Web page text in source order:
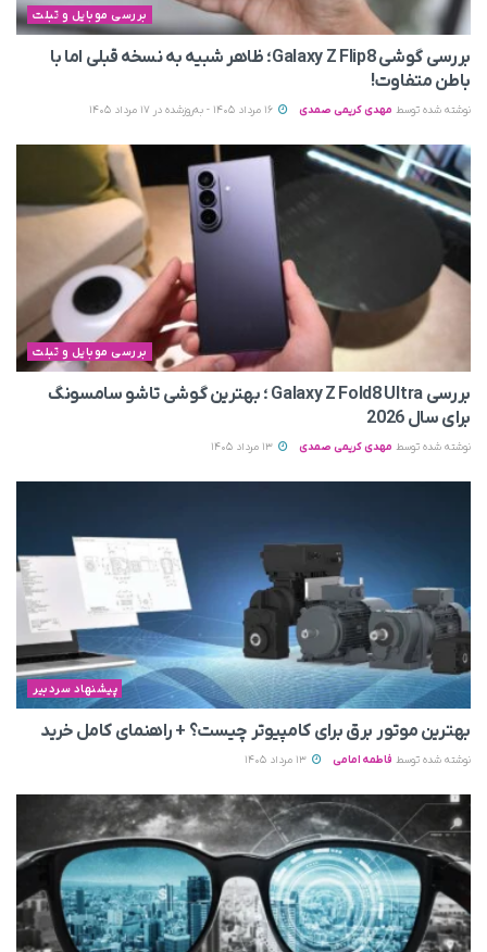
بررسی موبایل و تبلت
بررسی گوشی Galaxy Z Flip8؛ ظاهر شبیه به نسخه قبلی اما با
باطن متفاوت!
نوشته شده توسط مهدی کریمی صمدی
بررسی موبایل و تبلت
بررسی Galaxy Z Fold8 Ultra ؛ بهترین گوشی تاشو سامسونگ
برای سال 2026
نوشته شده توسط مهدی کریمی صمدی
پیشنهاد سردبیر
بهترین موتور برق برای کامپیوتر چیست؟ + راهنمای کامل خرید
نوشته شده توسط فاطمه امامی